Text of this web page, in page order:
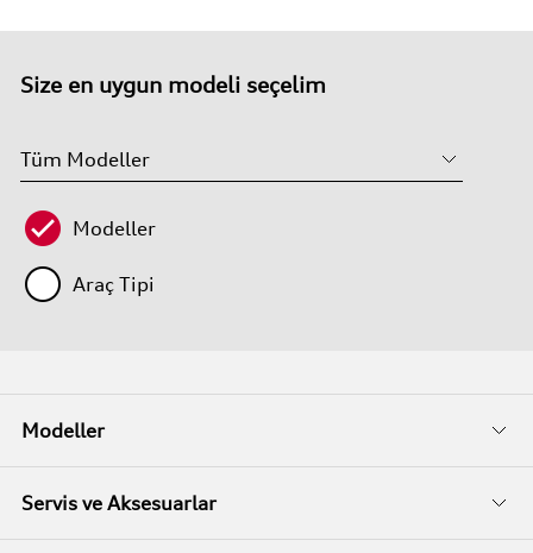
Size en uygun modeli seçelim
Modeller
Araç Tipi
Modeller
Fiyat Listeleri
Servis ve Aksesuarlar